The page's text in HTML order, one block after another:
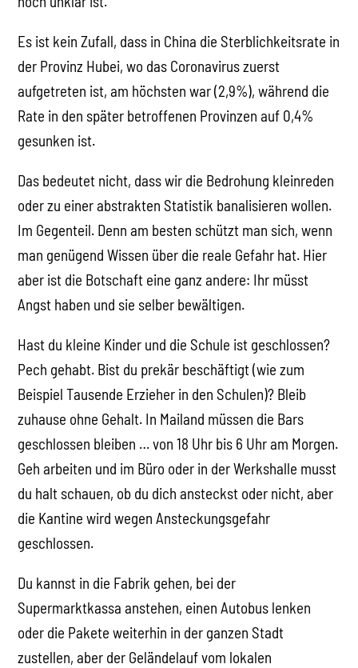
Es ist kein Zufall, dass in China die Sterblichkeitsrate in
der Provinz Hubei, wo das Coronavirus zuerst
aufgetreten ist, am höchsten war (2,9%), während die
Rate in den später betroffenen Provinzen auf 0,4%
gesunken ist.
Das bedeutet nicht, dass wir die Bedrohung kleinreden
oder zu einer abstrakten Statistik banalisieren wollen.
Im Gegenteil. Denn am besten schützt man sich, wenn
man genügend Wissen über die reale Gefahr hat. Hier
aber ist die Botschaft eine ganz andere: Ihr müsst
Angst haben und sie selber bewältigen.
Hast du kleine Kinder und die Schule ist geschlossen?
Pech gehabt. Bist du prekär beschäftigt (wie zum
Beispiel Tausende Erzieher in den Schulen)? Bleib
zuhause ohne Gehalt. In Mailand müssen die Bars
geschlossen bleiben … von 18 Uhr bis 6 Uhr am Morgen.
Geh arbeiten und im Büro oder in der Werkshalle musst
du halt schauen, ob du dich ansteckst oder nicht, aber
die Kantine wird wegen Ansteckungsgefahr
geschlossen.
Du kannst in die Fabrik gehen, bei der
Supermarktkassa anstehen, einen Autobus lenken
oder die Pakete weiterhin in der ganzen Stadt
zustellen, aber der Geländelauf vom lokalen